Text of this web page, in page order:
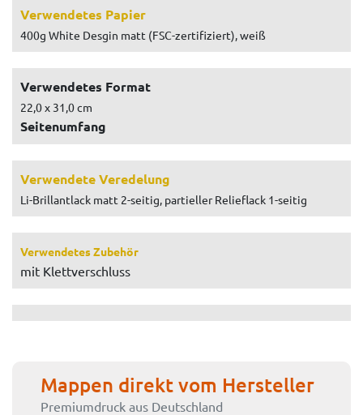
Verwendetes Papier
400g White Desgin matt (FSC-zertifiziert), weiß
Verwendetes Format
22,0 x 31,0 cm
Seitenumfang
Verwendete Veredelung
Li-Brillantlack matt 2-seitig, partieller Relieflack 1-seitig
Verwendetes Zubehör
mit Klettverschluss
Mappen direkt vom Hersteller
Premiumdruck aus Deutschland